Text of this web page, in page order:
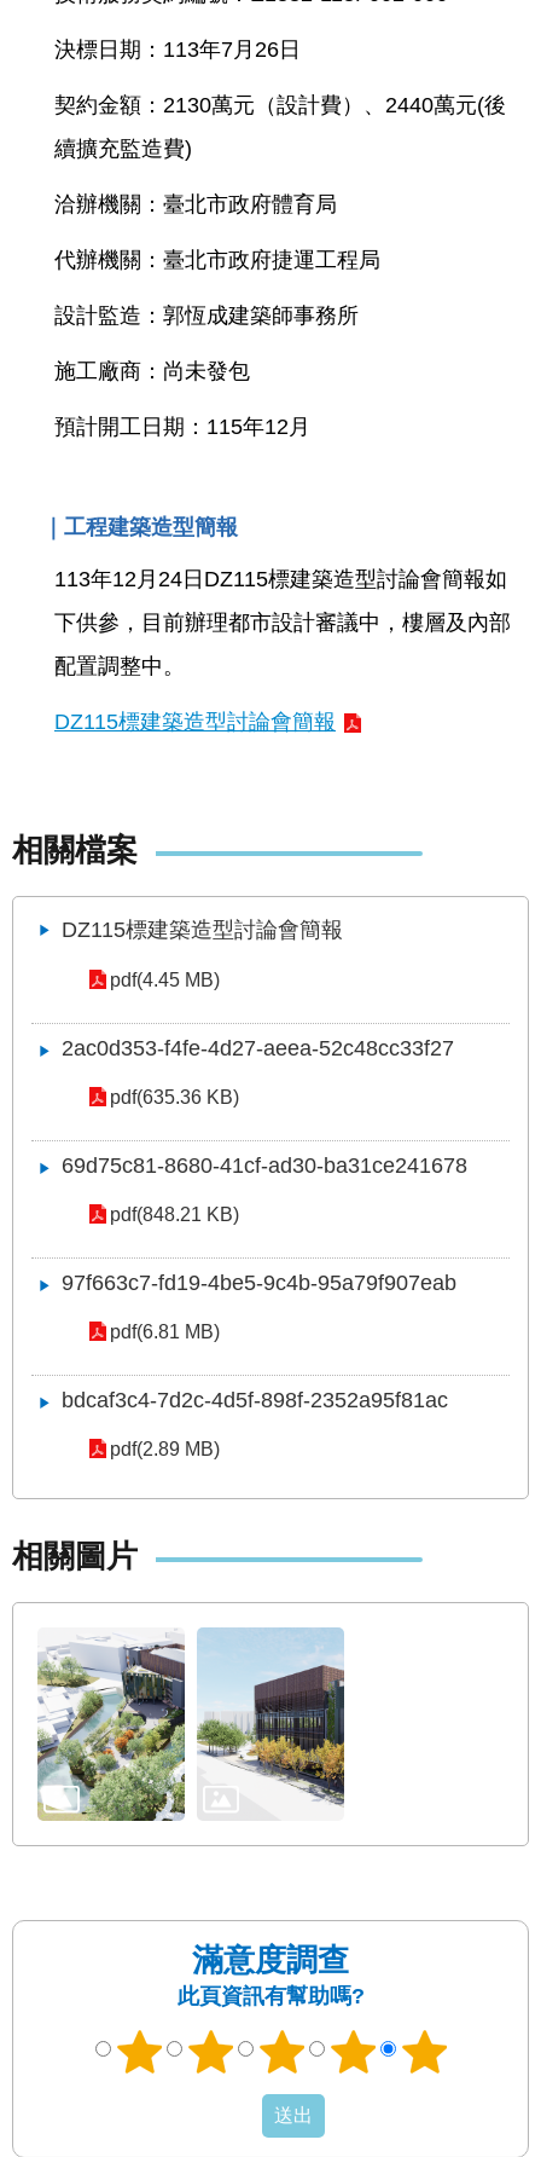
決標日期：113年7月26日
契約金額：2130萬元（設計費）、2440萬元(後
續擴充監造費)
洽辦機關：臺北市政府體育局
代辦機關：臺北市政府捷運工程局
設計監造：郭恆成建築師事務所
施工廠商：尚未發包
預計開工日期：115年12月
｜工程建築造型簡報
113年12月24日DZ115標建築造型討論會簡報如
下供參，目前辦理都市設計審議中，樓層及內部
配置調整中。
DZ115標建築造型討論會簡報
相關檔案
DZ115標建築造型討論會簡報
pdf(4.45 MB)
2ac0d353-f4fe-4d27-aeea-52c48cc33f27
pdf(635.36 KB)
69d75c81-8680-41cf-ad30-ba31ce241678
pdf(848.21 KB)
97f663c7-fd19-4be5-9c4b-95a79f907eab
pdf(6.81 MB)
bdcaf3c4-7d2c-4d5f-898f-2352a95f81ac
pdf(2.89 MB)
相關圖片
滿意度調查
此頁資訊有幫助嗎?